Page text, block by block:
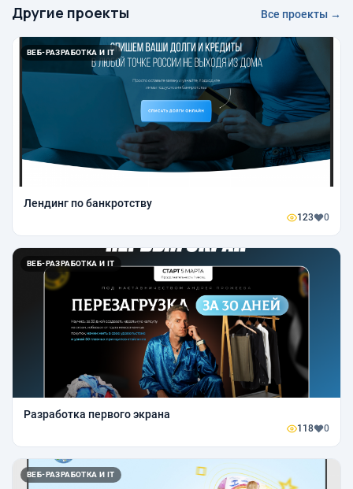
Другие проекты Все проекты →
ВЕБ-РАЗРАБОТКА И IT
Лендинг по банкротству
123 0
ВЕБ-РАЗРАБОТКА И IT
Разработка первого экрана
118 0
ВЕБ-РАЗРАБОТКА И IT